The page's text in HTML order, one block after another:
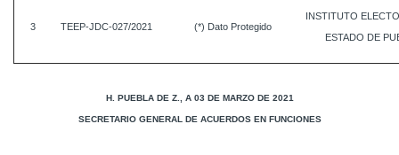
3 TEEP-JDC-027/2021 (*) Dato Protegido
INSTITUTO
ESTADO DE
H. PUEBLA DE Z., A 03 DE MARZO DE 2021
SECRETARIO GENERAL DE ACUERDOS EN FUNCIONES